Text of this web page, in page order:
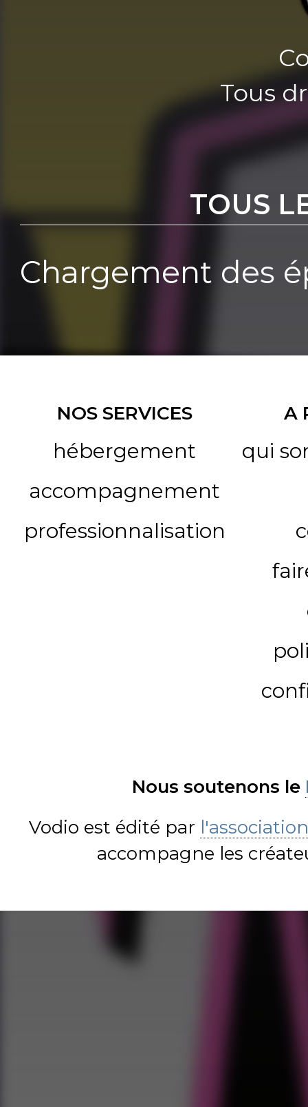
Tous
TOUS
Chargement des
NOS SERVICES
hébergement
accompagnement
professionnalisation
A
qui